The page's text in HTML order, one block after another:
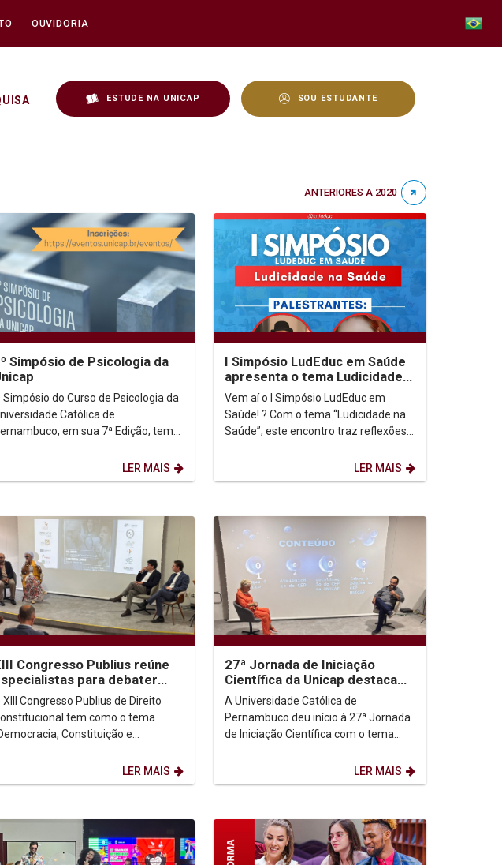
OUVIDORIA
ESTUDE NA UNICAP SOU ESTUDANTE
ANTERIORES A 2020
Simpósio de Psicologia da
Simpósio do Curso de Psicologia da
Católica de
em sua 7ª Edição, tem
sobre temáticas...LER MAIS
I Simpósio LudEduc em Saúde
apresenta o tema Ludicidade
na Saúde
Vem aí o I Simpósio LudEduc em
Saúde! ? Com o tema “Ludicidade na
Saúde”, este encontro traz reflexões
LER MAIS
Congresso Publius reúne
para debater
digital e os limites
XIII Congresso Publius de Direito
tem como o tema
Constituição e
LER MAIS
27ª Jornada de Iniciação
Científica da Unicap destaca
ética e produção acadêmica
como pilares da...
A Universidade Católica de
Pernambuco deu início à 27ª Jornada
de Iniciação Científica com o tema
LER MAIS